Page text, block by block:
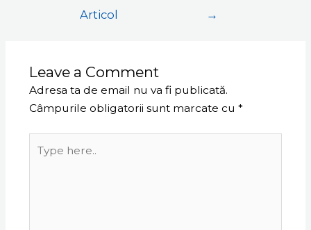
Articol
→
Leave a Comment
Adresa ta de email nu va fi publicată.
Câmpurile obligatorii sunt marcate cu *
here..